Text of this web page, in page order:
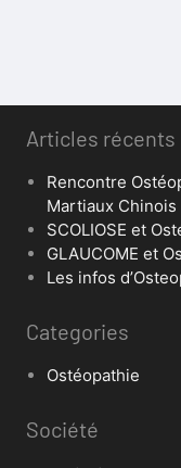
Articles récents
Rencontre
Martiaux Chinois
SCOLIOSE et
GLAUCOME et
Les infos
Categories
Ostéopathie
Société